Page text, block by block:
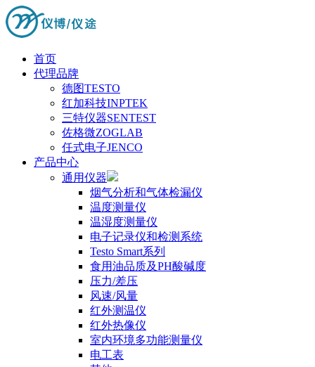
首页
代理品牌
德图TESTO
红加科技INPTEK
三特仪器SENTEST
佐格微ZOGLAB
任式电子JENCO
产品中心
通用仪器
烟气分析和气体检漏仪
温度测量仪
温湿度测量仪
电子记录仪和检测系统
Testo Smart系列
食用油品质及PH酸碱度
压力/差压
风速/风量
红外测温仪
红外热像仪
室内环境多功能测量仪
电工表